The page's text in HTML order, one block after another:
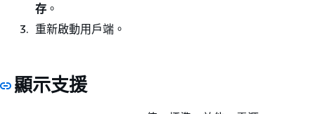
存 。
重新啟動用戶端。
顯示支援